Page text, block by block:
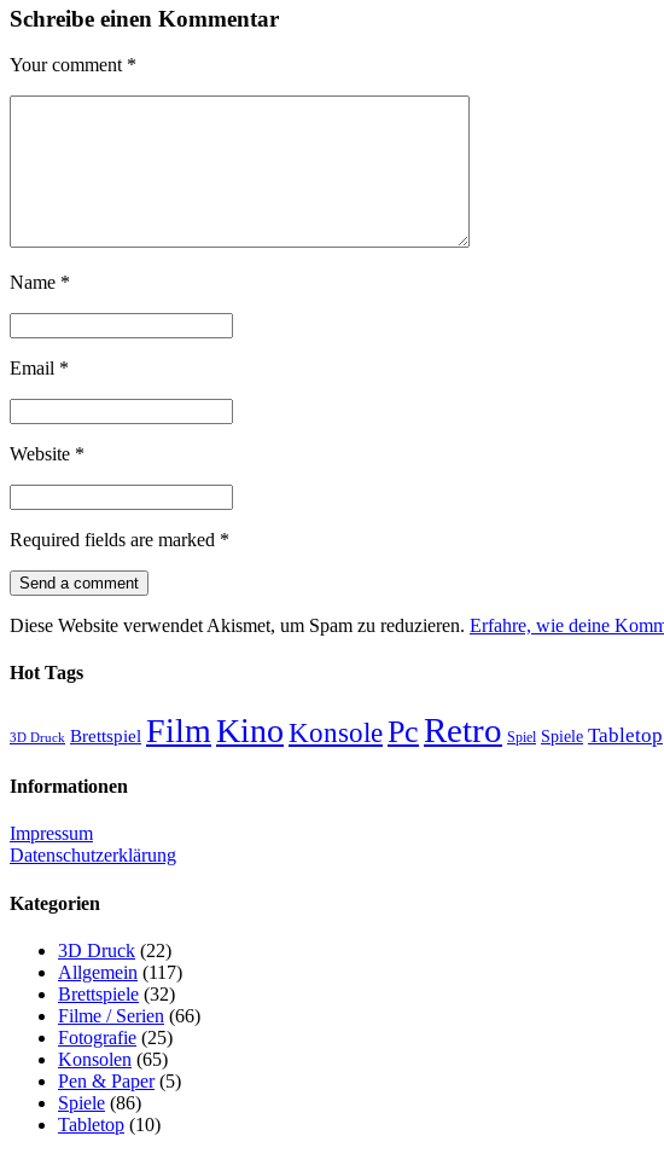
Schreibe einen Kommentar
Your comment *
Name *
Email *
Website *
Required fields are marked *
Diese Website verwendet Akismet, um Spam zu reduzieren. Erfahre, wie deine
Hot Tags
3D Druck Brettspiel FilmKinoKonsolePcRetro Spiel Spiele Tabletop
Informationen
Impressum
Datenschutzerklärung
Kategorien
3D Druck (22)
Allgemein (117)
Brettspiele (32)
Filme / Serien (66)
Fotografie (25)
Konsolen (65)
Pen & Paper(5)
Spiele (86)
Tabletop (10)